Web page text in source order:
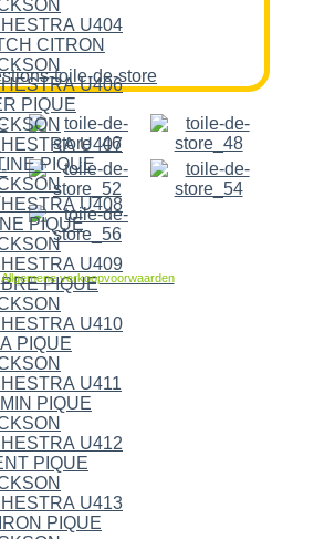
Allgemene verkoopvoorwaarden